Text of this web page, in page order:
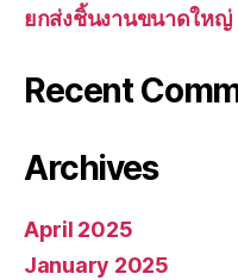
ยกส่งชิ้นงานขนาดใหญ่
Recent
Archives
April 2025
January 2025